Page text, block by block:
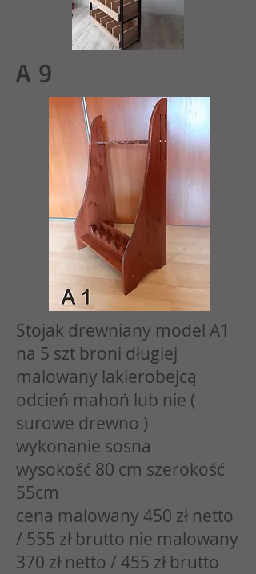
A 9
Stojak drewniany model A1
na 5 szt broni długiej
malowany lakierobejcą
odcień mahoń lub nie (
surowe drewno )
wykonanie sosna
wysokość 80 cm szerokość
55cm
cena malowany 450 zł netto
/ 555 zł brutto nie malowany
370 zł netto / 455 zł brutto